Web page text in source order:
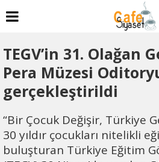
TEGV’in 31. Olağan
Pera Müzesi
gerçekleştirildi
“Bir Çocuk Değişir, Türkiye
30 yıldır çocukları nitelikli
buluşturan Türkiye Eğitim